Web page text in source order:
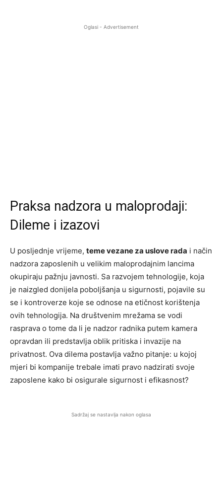
Oglasi - Advertisement
Praksa nadzora u maloprodaji:
Dileme i izazovi
U posljednje vrijeme, teme vezane za uslove rada i način
nadzora zaposlenih u velikim maloprodajnim lancima
okupiraju pažnju javnosti. Sa razvojem tehnologije, koja
je naizgled donijela poboljšanja u sigurnosti, pojavile su
se i kontroverze koje se odnose na etičnost korištenja
ovih tehnologija. Na društvenim mrežama se vodi
rasprava o tome da li je nadzor radnika putem kamera
opravdan ili predstavlja oblik pritiska i invazije na
privatnost. Ova dilema postavlja važno pitanje: u kojoj
mjeri bi kompanije trebale imati pravo nadzirati svoje
zaposlene kako bi osigurale sigurnost i efikasnost?
Sadržaj se nastavlja nakon oglasa